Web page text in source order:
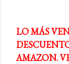
LO MÁS
AMAZON.